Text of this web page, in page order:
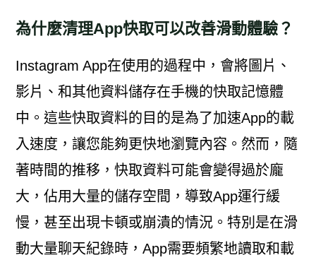
為什麼清理App快取可以改善滑動體驗？
Instagram App在使用的過程中，會將圖片、
影片、和其他資料儲存在手機的快取記憶體
中。這些快取資料的目的是為了加速App的載
入速度，讓您能夠更快地瀏覽內容。然而，隨
著時間的推移，快取資料可能會變得過於龐
大，佔用大量的儲存空間，導致App運行緩
慢，甚至出現卡頓或崩潰的情況。特別是在滑
動大量聊天紀錄時，App需要頻繁地讀取和載